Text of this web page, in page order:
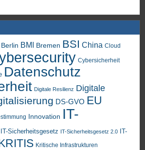
Berlin BMI Bremen BSI China Cloud
Cybersicherheit
Datenschutz
Digitale Resilienz Digitale
DS-GVO EU
Innovation IT-
IT-Sicherheitsgesetz IT-Sicherheitsgesetz 2.0
IT-
Kritische Infrastrukturen